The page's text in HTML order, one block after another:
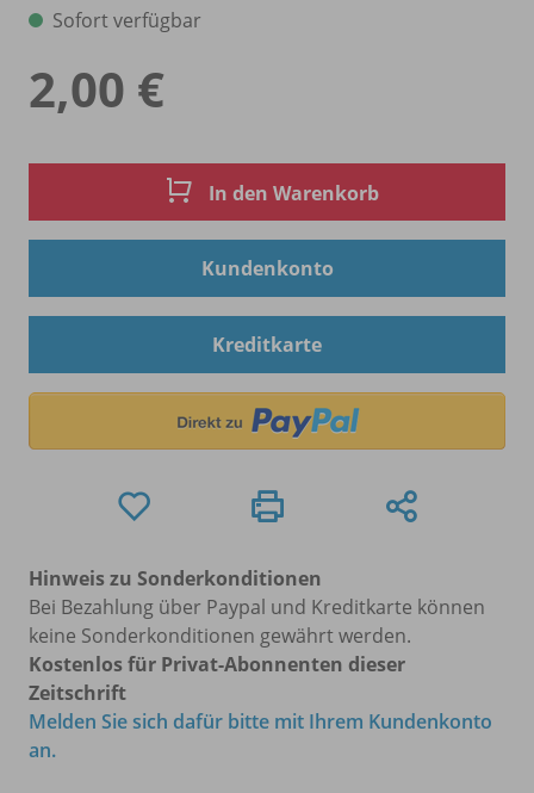
Sofort verfügbar
2,00 €
In den Warenkorb
Kundenkonto
Kreditkarte
Hinweis zu Sonderkonditionen
Bei Bezahlung über Paypal und Kreditkarte können
keine Sonderkonditionen gewährt werden.
Kostenlos für Privat-Abonnenten dieser
Zeitschrift
Melden Sie sich dafür bitte mit Ihrem Kundenkonto
an.